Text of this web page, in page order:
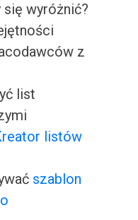
się wyróżnić?
z
list
listów
szablon